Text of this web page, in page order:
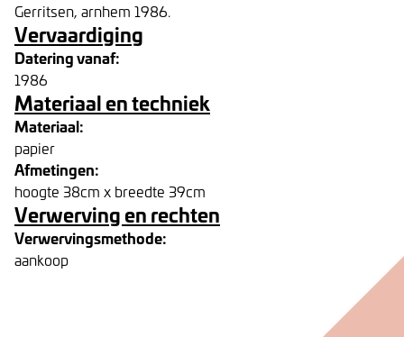
Gerritsen, arnhem 1986.
Vervaardiging
Datering vanaf:
1986
Materiaal en techniek
Materiaal:
papier
Afmetingen:
hoogte 38cm x breedte 39cm
Verwerving en rechten
Verwervingsmethode:
aankoop